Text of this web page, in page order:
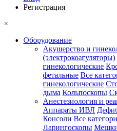
Регистрация
×
Оборудование
Акушерство и
(электрокоагуляторы)
гинекологические
фетальные Все
гинекологические
дыма Кольпоскопы
Анестезиология и
Аппараты ИВЛ
Консоли Все
Ларингоскопы